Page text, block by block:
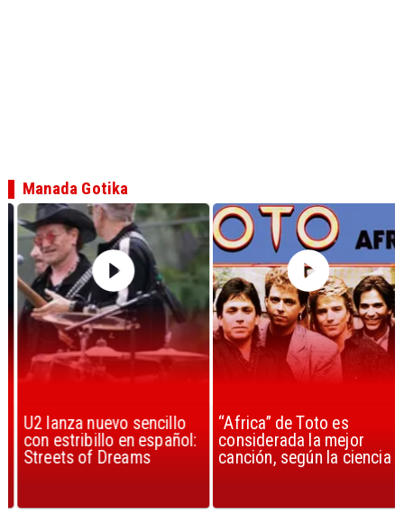
U2 lanza nuevo sencillo
con estribillo en español:
Streets of Dreams
“Africa” de Toto es
considerada la mejor
canción, según la ciencia
Manada Gotika